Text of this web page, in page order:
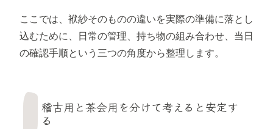
ここでは、袱紗そのものの違いを実際の準備に落とし
込むために、日常の管理、持ち物の組み合わせ、当日
の確認手順という三つの角度から整理します。
稽古用と茶会用を分けて考えると安定す
る